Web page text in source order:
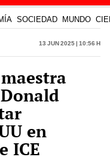
SOCIEDAD MUNDO
13 Jun 2025 | 10:56 h
en
ICE